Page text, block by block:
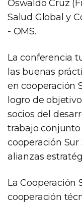
Oswaldo Cruz
Salud Global y
- OMS.
La conferencia
las buenas
en cooperación
logro de
socios del
trabajo conjunto
cooperación
alianzas
La Cooperación
cooperación